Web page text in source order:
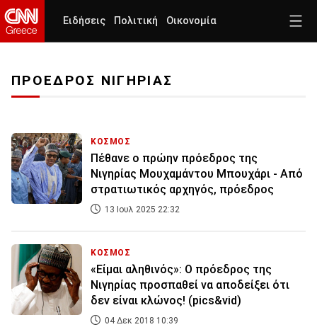
Ειδήσεις Πολιτική Οικονομία
ΠΡΟΕΔΡΟΣ ΝΙΓΗΡΙΑΣ
ΚΟΣΜΟΣ
Πέθανε ο πρώην πρόεδρος της
Νιγηρίας Μουχαμάντου Μπουχάρι - Από
στρατιωτικός αρχηγός, πρόεδρος
13 Ιουλ 2025 22:32
ΚΟΣΜΟΣ
«Είμαι αληθινός»: Ο πρόεδρος της
Νιγηρίας προσπαθεί να αποδείξει ότι
δεν είναι κλώνος! (pics&vid)
04 Δεκ 2018 10:39